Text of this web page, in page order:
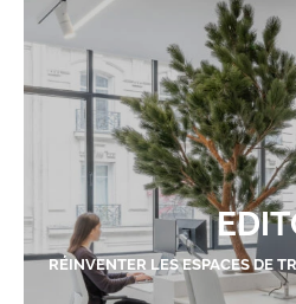
RÉINVENTER LES ESPACES DE